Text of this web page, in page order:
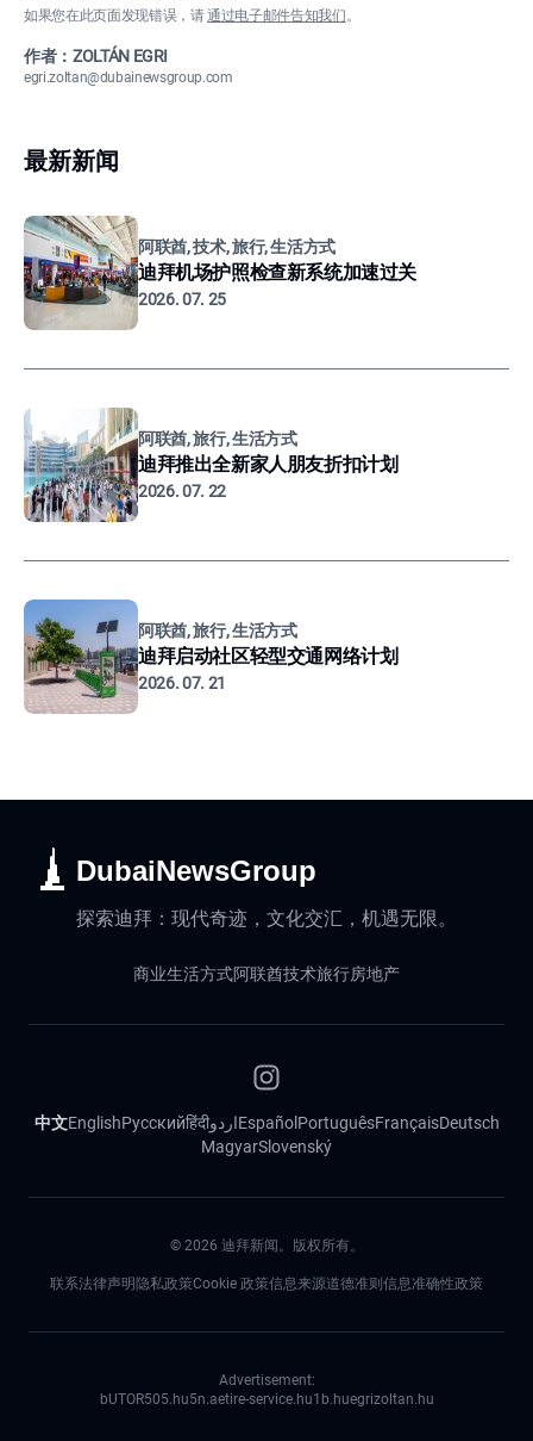
如果您在此页面发现错误，请通过电子邮件告知我们。
作者：ZOLTÁN EGRI
egri.zoltan@dubainewsgroup.com
最新新闻
阿联酋, 技术, 旅行, 生活方式
迪拜机场护照检查新系统加速过关
2026. 07. 25
阿联酋, 旅行, 生活方式
迪拜推出全新家人朋友折扣计划
2026. 07. 22
阿联酋, 旅行, 生活方式
迪拜启动社区轻型交通网络计划
2026. 07. 21
DubaiNewsGroup
探索迪拜：现代奇迹，文化交汇，机遇无限。
商业生活方式阿联酋技术旅行房地产
中文EnglishРусскийहिंदीاردوEspañol PortuguêsFrançaisDeutsch
MagyarSlovenský
© 2026 迪拜新闻。版权所有。
联系法律声明 隐私政策Cookie 政策信息来源道德准则 信息准确性政策
Advertisement:
bUTOR505.hu5n.aetire-service.hu1b.huegrizoltan.hu